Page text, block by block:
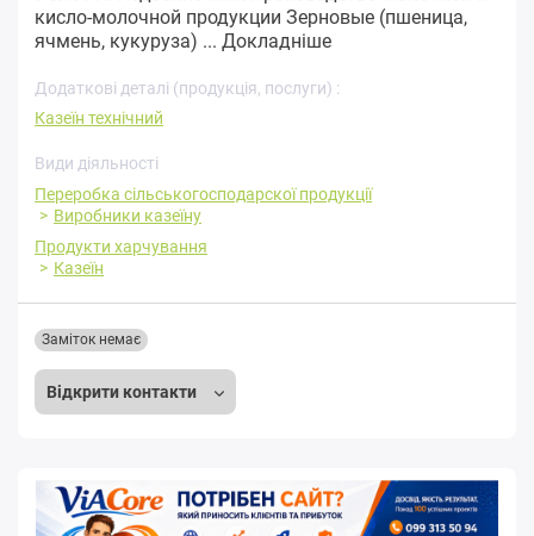
кисло-молочной продукции Зерновые (пшеница,
ячмень, кукуруза) ... Докладніше
Додаткові деталі (продукція, послуги) :
Казеїн технічний
Види діяльності
Переробка cільськогосподарскої продукції
Виробники казеїну
Продукти харчування
Казеїн
Відкрити контакти
Заміток немає